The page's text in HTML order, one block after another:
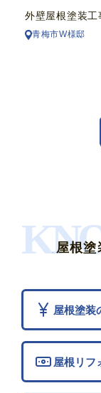
外壁屋根塗装工
青梅市W様邸
屋根
屋根塗装
屋根リフ